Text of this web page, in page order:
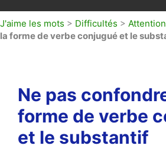
J'aime les mots > Difficultés >
la forme de verbe conjugué et le
Ne pas
forme de verbe
et le substantif